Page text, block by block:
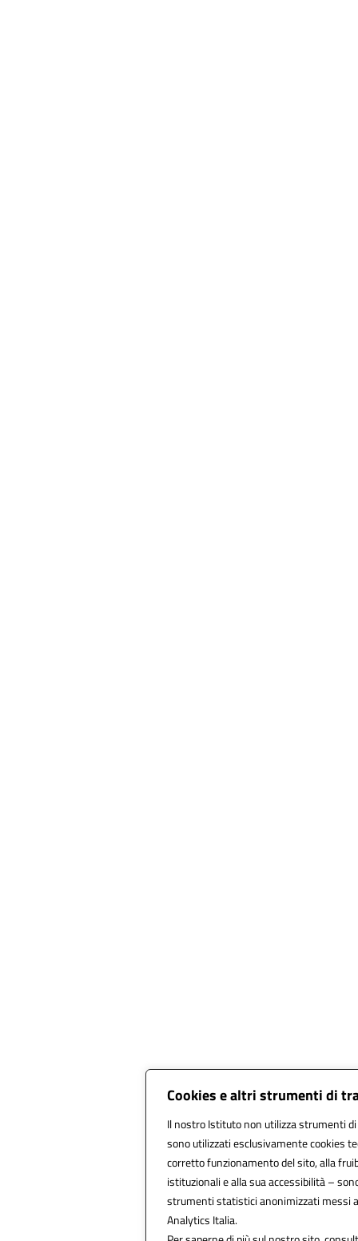
Cookies e altri strumenti di
Il nostro Istituto non utilizza strumenti
sono utilizzati esclusivamente cookies
corretto funzionamento del sito, alla
istituzionali e alla sua accessibilità –
strumenti statistici anonimizzati messi
Analytics Italia.